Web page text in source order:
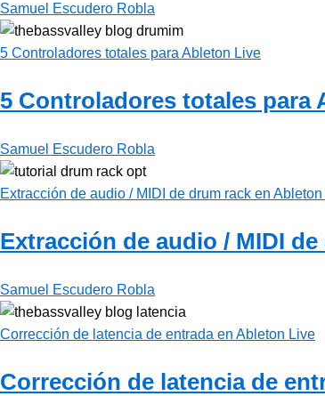
Samuel Escudero Robla
5 Controladores totales para Ableton Live
5 Controladores totales para
Samuel Escudero Robla
Extracción de audio / MIDI de drum rack en
Extracción de audio / MIDI
Samuel Escudero Robla
Corrección de latencia de entrada en Ableton Live
Corrección de latencia de